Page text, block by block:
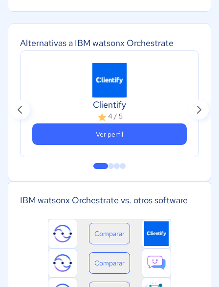
Alternativas a IBM watsonx Orchestrate
Clientify
4 / 5
Ver perfil
IBM watsonx Orchestrate vs. otros software
Comparar
Comparar